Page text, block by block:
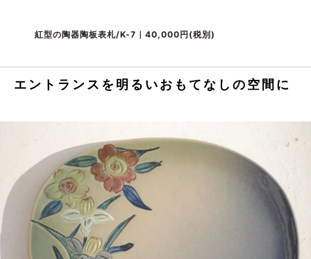
紅型の陶器陶板表札/K-7｜40,000円(税別)
エントランスを明るいおもてなしの空間に